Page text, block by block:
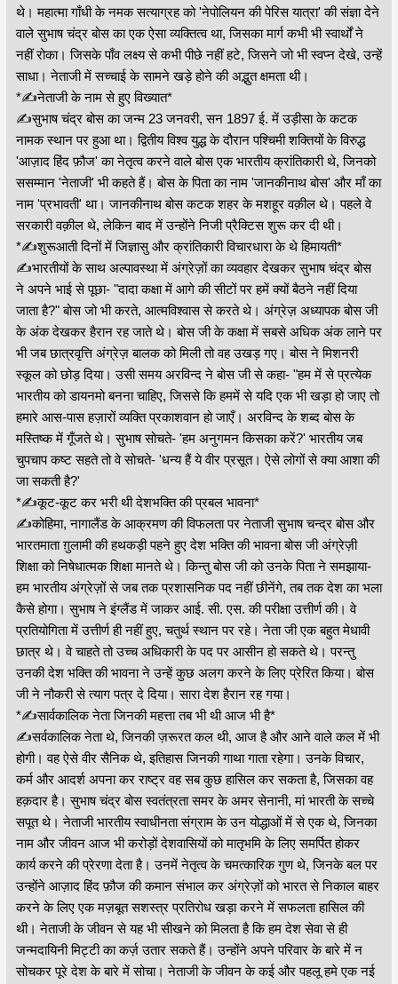
थे। महात्मा गाँधी के नमक सत्याग्रह को 'नेपोलियन की पेरिस यात्रा' की संज्ञा देने
वाले सुभाष चंद्र बोस का एक ऐसा व्यक्तित्व था, जिसका मार्ग कभी भी स्वार्थों ने
नहीं रोका। जिसके पाँव लक्ष्य से कभी पीछे नहीं हटे, जिसने जो भी स्वप्न देखे, उन्हें
साधा। नेताजी में सच्चाई के सामने खड़े होने की अद्भुत क्षमता थी।
*✍नेताजी के नाम से हुए विख्यात*
✍सुभाष चंद्र बोस का जन्म 23 जनवरी, सन 1897 ई. में उड़ीसा के कटक
नामक स्थान पर हुआ था। द्वितीय विश्व युद्ध के दौरान पश्चिमी शक्तियों के विरुद्ध
'आज़ाद हिंद फ़ौज' का नेतृत्व करने वाले बोस एक भारतीय क्रांतिकारी थे, जिनको
ससम्मान 'नेताजी' भी कहते हैं। बोस के पिता का नाम 'जानकीनाथ बोस' और माँ का
नाम 'प्रभावती' था। जानकीनाथ बोस कटक शहर के मशहूर वक़ील थे। पहले वे
सरकारी वक़ील थे, लेकिन बाद में उन्होंने निजी प्रैक्टिस शुरू कर दी थी।
*✍शुरूआती दिनों में जिज्ञासु और क्रांतिकारी विचारधारा के थे हिमायती*
✍भारतीयों के साथ अल्पावस्था में अंग्रेज़ों का व्यवहार देखकर सुभाष चंद्र बोस
ने अपने भाई से पूछा- "दादा कक्षा में आगे की सीटों पर हमें क्यों बैठने नहीं दिया
जाता है?" बोस जो भी करते, आत्मविश्वास से करते थे। अंग्रेज़ अध्यापक बोस जी
के अंक देखकर हैरान रह जाते थे। बोस जी के कक्षा में सबसे अधिक अंक लाने पर
भी जब छात्रवृत्ति अंग्रेज़ बालक को मिली तो वह उखड़ गए। बोस ने मिशनरी
स्कूल को छोड़ दिया। उसी समय अरविन्द ने बोस जी से कहा- "हम में से प्रत्येक
भारतीय को डायनमो बनना चाहिए, जिससे कि हममें से यदि एक भी खड़ा हो जाए तो
हमारे आस-पास हज़ारों व्यक्ति प्रकाशवान हो जाएँ। अरविन्द के शब्द बोस के
मस्तिष्क में गूँजते थे। सुभाष सोचते- 'हम अनुगमन किसका करें?' भारतीय जब
चुपचाप कष्ट सहते तो वे सोचते- 'धन्य हैं ये वीर प्रसूत। ऐसे लोगों से क्या आशा की
जा सकती है?'
*✍कूट-कूट कर भरी थी देशभक्ति की प्रबल भावना*
✍कोहिमा, नागालैंड के आक्रमण की विफलता पर नेताजी सुभाष चन्द्र बोस और
भारतमाता ग़ुलामी की हथकड़ी पहने हुए देश भक्ति की भावना बोस जी अंग्रेज़ी
शिक्षा को निषेधात्मक शिक्षा मानते थे। किन्तु बोस जी को उनके पिता ने समझाया-
हम भारतीय अंग्रेज़ों से जब तक प्रशासनिक पद नहीं छीनेंगे, तब तक देश का भला
कैसे होगा। सुभाष ने इंग्लैंड में जाकर आई. सी. एस. की परीक्षा उत्तीर्ण की। वे
प्रतियोगिता में उत्तीर्ण ही नहीं हुए, चतुर्थ स्थान पर रहे। नेता जी एक बहुत मेधावी
छात्र थे। वे चाहते तो उच्च अधिकारी के पद पर आसीन हो सकते थे। परन्तु
उनकी देश भक्ति की भावना ने उन्हें कुछ अलग करने के लिए प्रेरित किया। बोस
जी ने नौकरी से त्याग पत्र दे दिया। सारा देश हैरान रह गया।
*✍सार्वकालिक नेता जिनकी महत्ता तब भी थी आज भी है*
✍सर्वकालिक नेता थे, जिनकी ज़रूरत कल थी, आज है और आने वाले कल में भी
होगी। वह ऐसे वीर सैनिक थे, इतिहास जिनकी गाथा गाता रहेगा। उनके विचार,
कर्म और आदर्श अपना कर राष्ट्र वह सब कुछ हासिल कर सकता है, जिसका वह
हक़दार है। सुभाष चंद्र बोस स्वतंत्रता समर के अमर सेनानी, मां भारती के सच्चे
सपूत थे। नेताजी भारतीय स्वाधीनता संग्राम के उन योद्धाओं में से एक थे, जिनका
नाम और जीवन आज भी करोड़ों देशवासियों को मातृभमि के लिए समर्पित होकर
कार्य करने की प्रेरणा देता है। उनमें नेतृत्व के चमत्कारिक गुण थे, जिनके बल पर
उन्होंने आज़ाद हिंद फ़ौज की कमान संभाल कर अंग्रेज़ों को भारत से निकाल बाहर
करने के लिए एक मज़बूत सशस्त्र प्रतिरोध खड़ा करने में सफलता हासिल की
थी। नेताजी के जीवन से यह भी सीखने को मिलता है कि हम देश सेवा से ही
जन्मदायिनी मिट्टी का कर्ज़ उतार सकते हैं। उन्होंने अपने परिवार के बारे में न
सोचकर पूरे देश के बारे में सोचा। नेताजी के जीवन के कई और पहलू हमे एक नई